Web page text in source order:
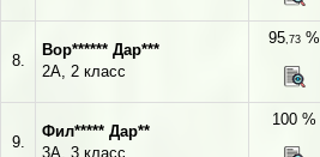
8.
Вор****** Дар***
2А, 2 класс
95,73 %
9.
Фил***** Дар**
3А, 3 класс
100 %